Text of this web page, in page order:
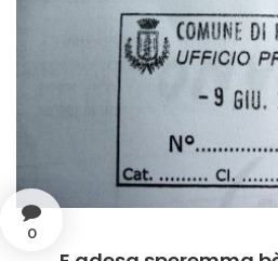
0